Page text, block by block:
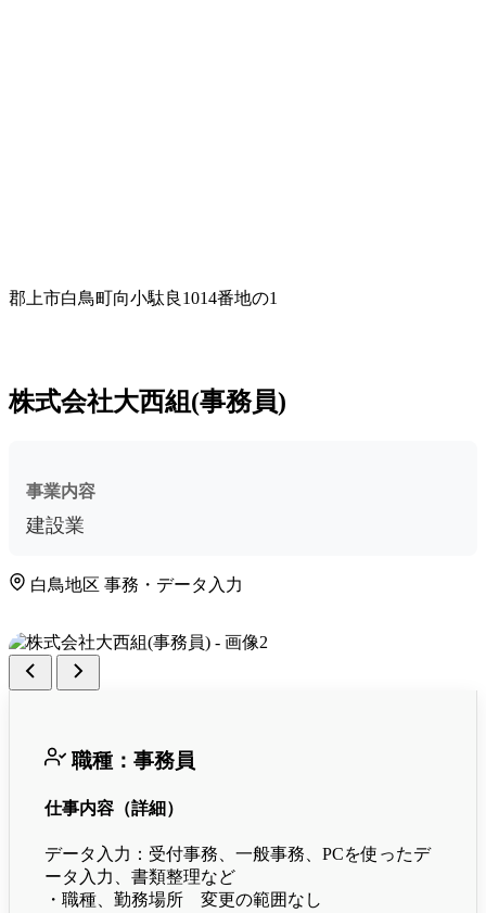
郡上市白鳥町向小駄良1014番地の1
株式会社大西組(事務員)
事業内容
建設業
白鳥地区 事務・データ入力
職種：事務員
仕事内容（詳細）
データ入力：受付事務、一般事務、PCを使ったデ
ータ入力、書類整理など
・職種、勤務場所 変更の範囲なし